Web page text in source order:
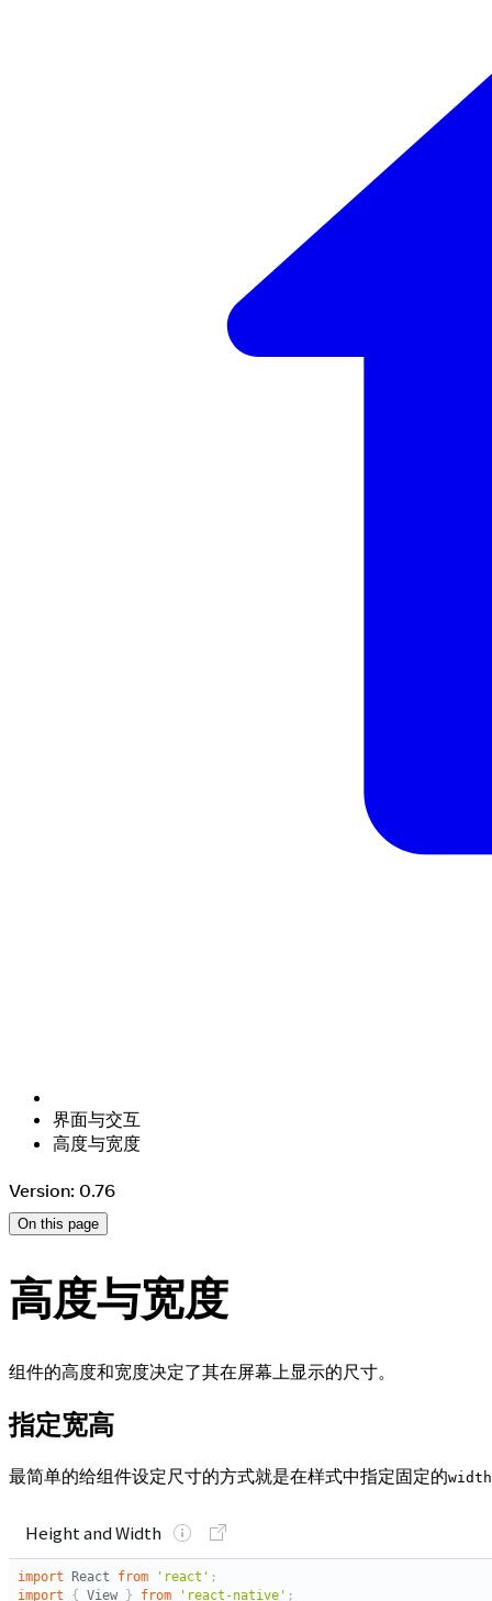
界面与交互
高度与宽度
Version: 0.76
On this page
高度与宽度
组件的高度和宽度决定了其在屏幕上显示的尺寸。
指定宽高
最简单的给组件设定尺寸的方式就是在样式中指定固定的width